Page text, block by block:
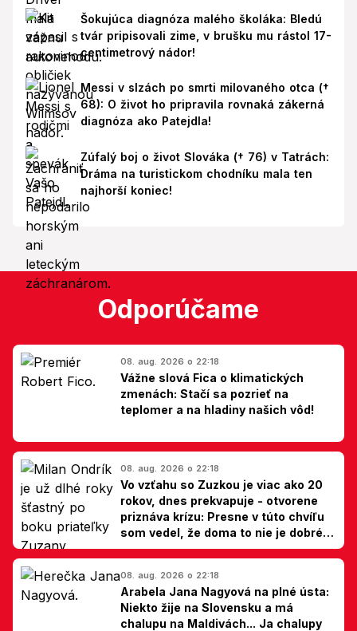
Šokujúca diagnóza malého školáka: Bledú
tvár pripisovali zime, v brušku mu rástol 17-
centimetrový nádor!
Messi v slzách po smrti milovaného otca (†
68): O život ho pripravila rovnaká zákerná
diagnóza ako Patejdla!
Zúfalý boj o život Slováka († 76) v Tatrách:
Dráma na turistickom chodníku mala ten
najhorší koniec!
Odporúčame
08. aug. 2026 o 22:18
Vážne slová Fica o klimatických
zmenách: Stačí sa pozrieť na
teplomer a na hladiny našich vôd!
08. aug. 2026 o 22:18
Vo vzťahu so Zuzkou je viac ako 20
rokov, dnes prekvapuje - otvorene
priznáva krízu: Presne v túto chvíľu
som vedel, že doma to nie je dobré,
hovorí Milan Ondrík
08. aug. 2026 o 22:18
Arabela Jana Nagyová na plné ústa:
Niekto žije na Slovensku a má
chalupu na Maldivách... Ja chalupy